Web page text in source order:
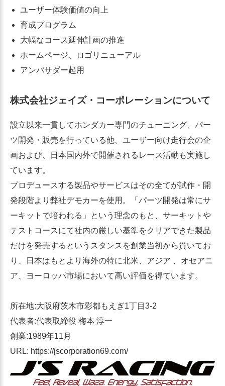
ユーザー体験価値の向上
育成プログラム
大幅なコース延伸計画の推進
ホームページ、ロゴリニューアル
アンバサダー起用
株式会社ジェイズ・コーポレーションについて
設立以来一貫してホンダカー専門のチューニング、パー
ツ開発・販売を行っている他、ユーザー向け走行会の企
画および、日本国内外で開催されるレース活動も実施し
ています。
プロデュースする製品やサービスはその全てが試作・開
発段階より弊社デモカーを使用。「パーツ開発は常にサ
ーキットで培われる」という理念のもと、サーキットや
テストコースにて社内の厳しい基準をクリアできた製品
だけを発売するというスタンスを創業当初から貫いてお
り、日本はもとより海外の特に北米、アジア 、オセアニ
ア、ヨーロッパ市場において高い評価を得ています。
所在地:大阪府茨木市彩都もえぎ1丁目3-2
代表者:代表取締役 梅本 淳一
創業:1989年11月
URL: https://jscorporation69.com/